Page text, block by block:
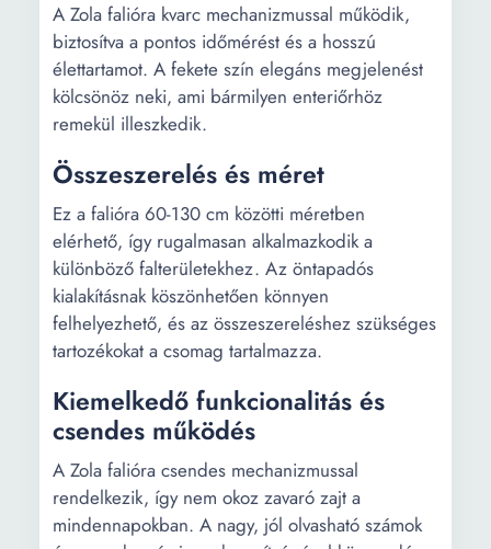
A Zola falióra kvarc mechanizmussal működik,
biztosítva a pontos időmérést és a hosszú
élettartamot. A fekete szín elegáns megjelenést
kölcsönöz neki, ami bármilyen enteriőrhöz
remekül illeszkedik.
Összeszerelés és méret
Ez a falióra 60-130 cm közötti méretben
elérhető, így rugalmasan alkalmazkodik a
különböző falterületekhez. Az öntapadós
kialakításnak köszönhetően könnyen
felhelyezhető, és az összeszereléshez szükséges
tartozékokat a csomag tartalmazza.
Kiemelkedő funkcionalitás és
csendes működés
A Zola falióra csendes mechanizmussal
rendelkezik, így nem okoz zavaró zajt a
mindennapokban. A nagy, jól olvasható számok